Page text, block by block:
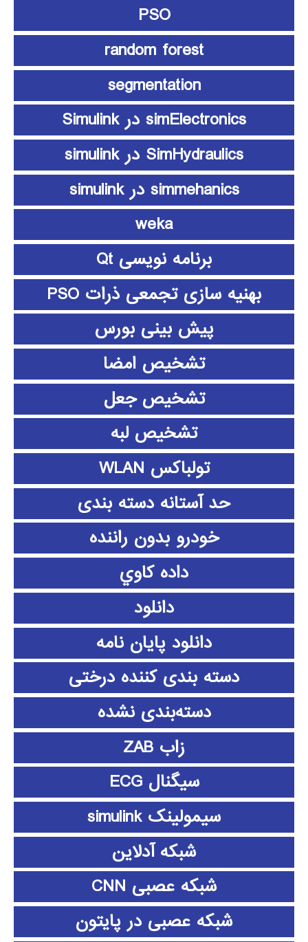
PSO
random forest
segmentation
simElectronics در Simulink
SimHydraulics در simulink
simmehanics در simulink
weka
برنامه نویسی Qt
بهنیه سازی تجمعی ذرات PSO
پیش بینی بورس
تشخیص امضا
تشخیص جعل
تشخیص لبه
تولباکس WLAN
حد آستانه دسته بندی
خودرو بدون راننده
داده كاوي
دانلود
دانلود پايان نامه
دسته بندی کننده درختی
دسته‌بندی نشده
زاب ZAB
سیگنال ECG
سیمولینک simulink
شبکه آدلاین
شبکه عصبی CNN
شبکه عصبی در پایتون